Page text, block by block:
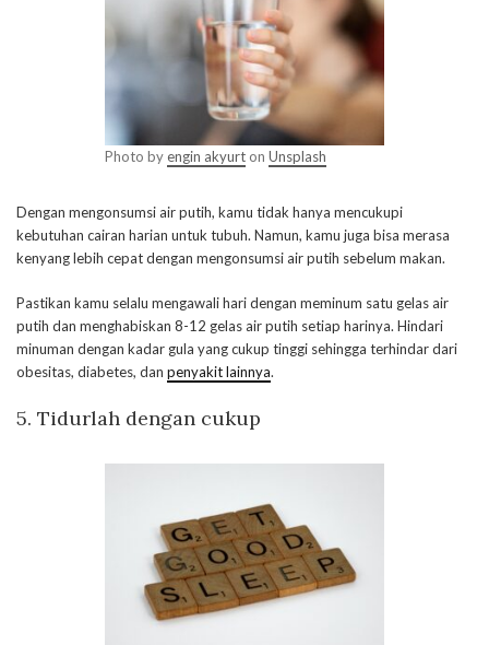
Photo byengin akyurt on Unsplash
Dengan mengonsumsi air putih, kamu tidak hanya mencukupi
kebutuhan cairan harian untuk tubuh. Namun, kamu juga bisa merasa
kenyang lebih cepat dengan mengonsumsi air putih sebelum makan.
Pastikan kamu selalu mengawali hari dengan meminum satu gelas air
putih dan menghabiskan 8-12 gelas air putih setiap harinya. Hindari
minuman dengan kadar gula yang cukup tinggi sehingga terhindar dari
obesitas, diabetes, dan penyakit lainnya.
5. Tidurlah dengan cukup